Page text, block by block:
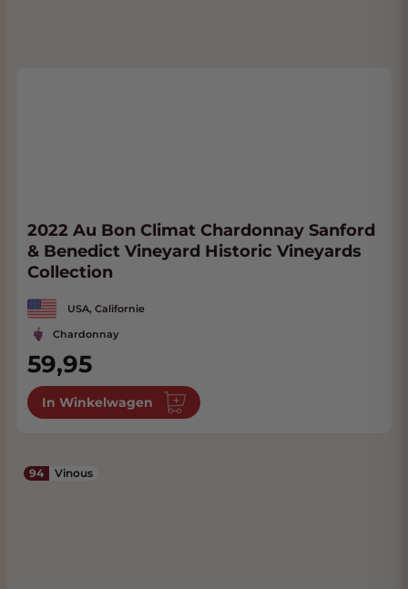
2022 Au Bon Climat Chardonnay Sanford
& Benedict Vineyard Historic Vineyards
Collection
USA, Californie
Chardonnay
59,95
In Winkelwagen
94 Vinous